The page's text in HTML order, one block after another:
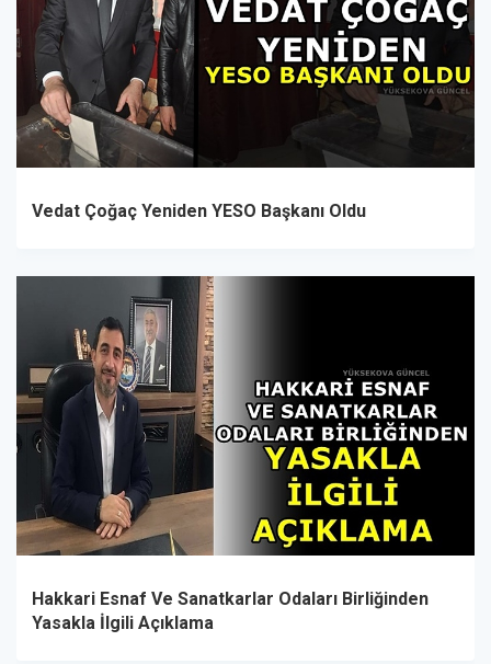
Vedat Çoğaç Yeniden YESO Başkanı Oldu
Hakkari Esnaf Ve Sanatkarlar Odaları Birliğinden
Yasakla İlgili Açıklama